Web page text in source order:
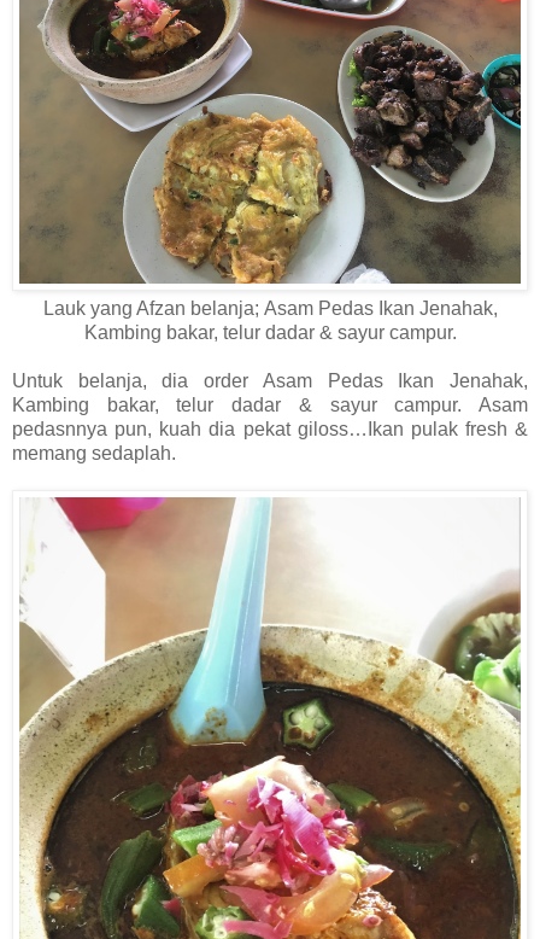
Lauk yang Afzan belanja; Asam Pedas Ikan Jenahak,
Kambing bakar, telur dadar & sayur campur.
Untuk belanja, dia order Asam Pedas Ikan Jenahak,
Kambing bakar, telur dadar & sayur campur. Asam
pedasnnya pun, kuah dia pekat giloss…Ikan pulak fresh &
memang sedaplah.